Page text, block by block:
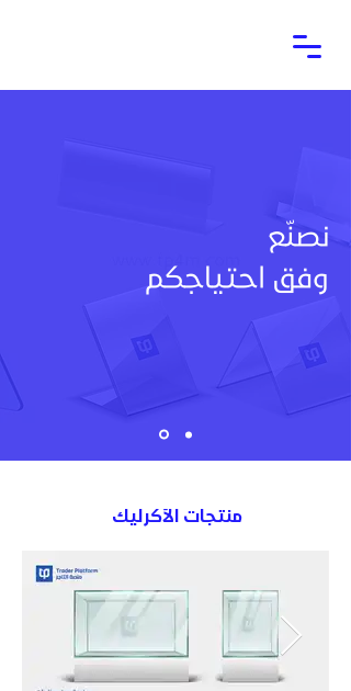
نصنّع
وفق احتياجكم
منتجات الآكرليك